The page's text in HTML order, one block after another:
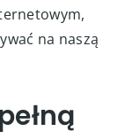
na naszą